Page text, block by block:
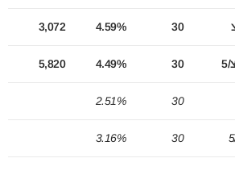
30
4.59%
3,072
5
30
4.49%
5,820
30
2.51%
30
3.16%